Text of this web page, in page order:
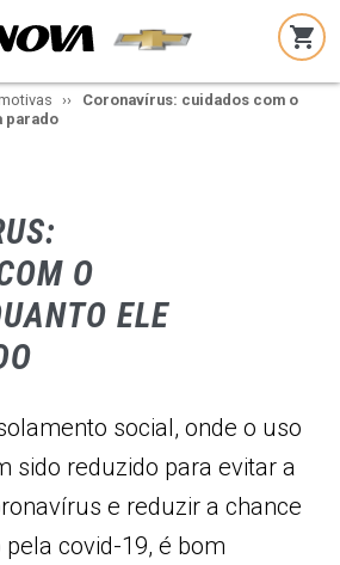
Coronavírus: cuidados com o
parado
O
ELE
social, onde o uso
sido reduzido para evitar a
e reduzir a chance
covid-19, é bom